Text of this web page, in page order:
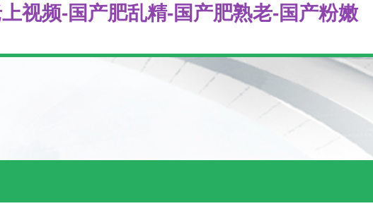
视频-国产肥乱精-国产肥熟老-国产粉嫩